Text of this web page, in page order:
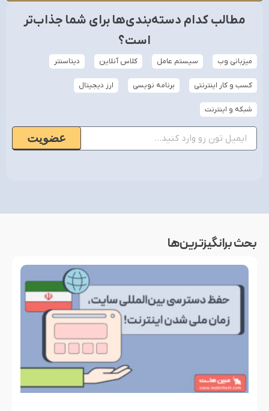
مطالب کدام دسته‌بندی‌ها برای شما جذاب‌تر
است؟
میزبانی وب سیستم عامل کلاس آنلاین دیتاسنتر
کسب و کار اینترنتی برنامه نویسی ارز دیجیتال
شبکه و اینترنت
عضویت
بحث‌ برانگیزترین‌ها